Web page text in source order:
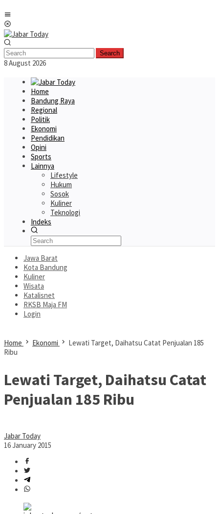
to
content
Search
8 August 2026
Home
Bandung Raya
Regional
Politik
Ekonomi
Pendidikan
Opini
Sports
Lainnya
Lifestyle
Hukum
Sosok
Kuliner
Teknologi
Indeks
Jawa Barat
Kota Bandung
Kuliner
Wisata
Katalisnet
RKSB Maja FM
Login
Home Ekonomi
Lewati Target, Daihatsu Catat Penjualan 185
Ribu
Lewati Target, Daihatsu Catat
Penjualan 185 Ribu
Jabar Today
16 January 2015